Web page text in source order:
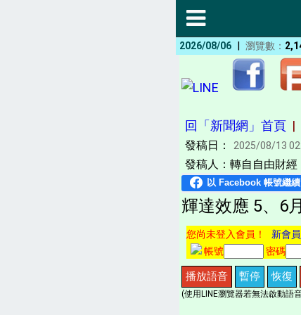
2026/08/06 | 瀏覽數：
回「新聞網」首頁 |
發稿日： 2025/08/13
發稿人：轉自自由財經
輝達效應 5、6
您尚未登入會員！ 新會
帳號
密碼
播放語音 暫停 恢復
(使用LINE瀏覽器若無法啟動語